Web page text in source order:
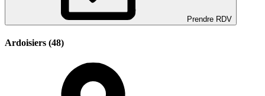
Prendre RDV
Ardoisiers (48)